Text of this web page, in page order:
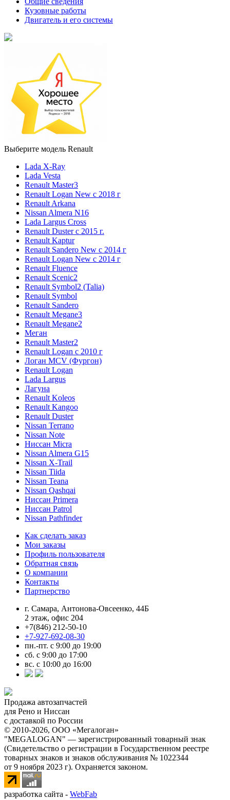
Кузовные работы
Двигатель и его системы
Выберите модель Renault
Lada X-Ray
Lada Vesta
Renault Master3
Renault Logan New с 2018 г
Renault Arkana
Nissan Almera N16
Lada Largus Cross
Renault Duster с 2015 г.
Renault Kaptur
Renault Sandero New с 2014 г
Renault Logan New с 2014 г
Renault Fluence
Renault Scenic2
Renault Symbol2 (Talia)
Renault Symbol
Renault Sandero
Renault Megane3
Renault Megane2
Меган
Renault Master2
Renault Logan c 2010 г
Логан МСV (Фургон)
Renault Logan
Lada Largus
Лагуна
Renault Koleos
Renault Kangoo
Renault Duster
Nissan Terrano
Nissan Note
Ниссан Micra
Nissan Almera G15
Nissan X-Trail
Nissan Tiida
Nissan Teana
Nissan Qashqai
Ниссан Primera
Ниссан Patrol
Nissan Pathfinder
Как сделать заказ
Мои заказы
Профиль пользователя
Обратная связь
О компании
Контакты
Партнерство
г. Самара, Антонова-Овсеенко, 44Б
2 этаж, офис 204
+7(846) 212-50-10
+7-927-692-08-30
пн.-пт. с 9:00 до 19:00
сб. с 9:00 до 17:00
вс. с 10:00 до 16:00
Продажа автозапчастей
для Рено и Ниссан
с доставкой по России
© 2010-2026, ООО «Мегалоган»
"MEGALOGAN" — зарегистрированный товарный знак
(Свидетельство о регистрации в Государственном реестре
товарных знаков и знаков обслуживания № 1022344
от 9 ноября 2023 г). Охраняется законом.
разработка сайта - WebFab